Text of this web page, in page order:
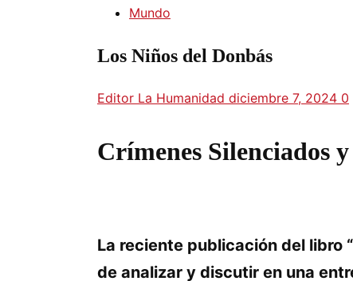
Mundo
Los Niños del Donbás
Editor La Humanidad diciembre 7, 2024 0
Crímenes Silenciados
La reciente publicación del libro
de analizar y discutir en una